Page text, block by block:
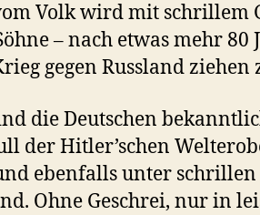
Volk wird mit schrillem
– nach etwas mehr 80
gegen Russland ziehen
die Deutschen
der Hitler’schen
ebenfalls unter schrillen
Ohne Geschrei, nur in